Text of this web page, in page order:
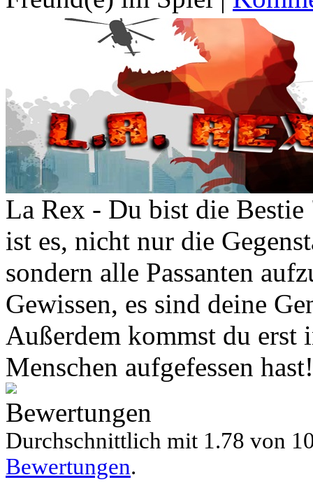
La Rex - Du bist die
ist es, nicht nur die
sondern alle Passanten
Gewissen, es sind deine
Außerdem kommst du erst
Menschen aufgefessen hast!
Bewertungen
Durchschnittlich mit 1.78 von
Bewertungen.